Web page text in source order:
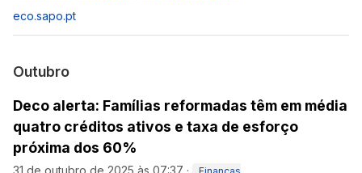
eco.sapo.pt
Outubro
Deco alerta: Famílias reformadas têm em média
quatro créditos ativos e taxa de esforço
próxima dos 60%
31 de outubro de 2025 às 07:37 ·